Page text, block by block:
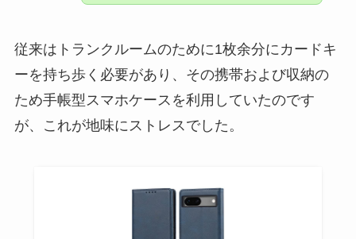
従来はトランクルームのために1枚余分にカードキ
ーを持ち歩く必要があり、その携帯および収納の
ため手帳型スマホケースを利用していたのです
が、これが地味にストレスでした。